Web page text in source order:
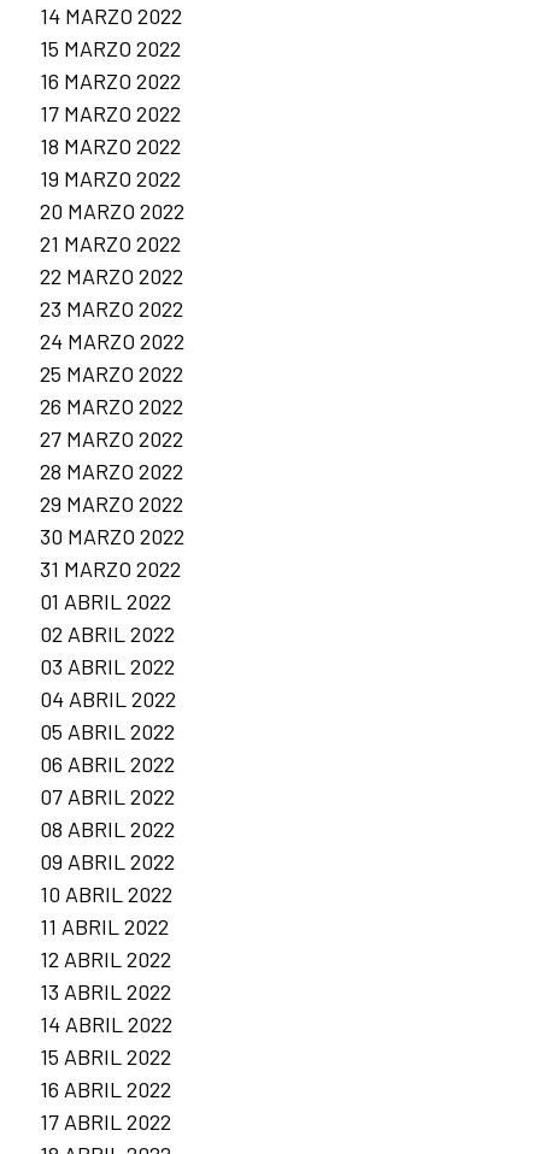
14 MARZO 2022
15 MARZO 2022
16 MARZO 2022
17 MARZO 2022
18 MARZO 2022
19 MARZO 2022
20 MARZO 2022
21 MARZO 2022
22 MARZO 2022
23 MARZO 2022
24 MARZO 2022
25 MARZO 2022
26 MARZO 2022
27 MARZO 2022
28 MARZO 2022
29 MARZO 2022
30 MARZO 2022
31 MARZO 2022
01 ABRIL 2022
02 ABRIL 2022
03 ABRIL 2022
04 ABRIL 2022
05 ABRIL 2022
06 ABRIL 2022
07 ABRIL 2022
08 ABRIL 2022
09 ABRIL 2022
10 ABRIL 2022
11 ABRIL 2022
12 ABRIL 2022
13 ABRIL 2022
14 ABRIL 2022
15 ABRIL 2022
16 ABRIL 2022
17 ABRIL 2022